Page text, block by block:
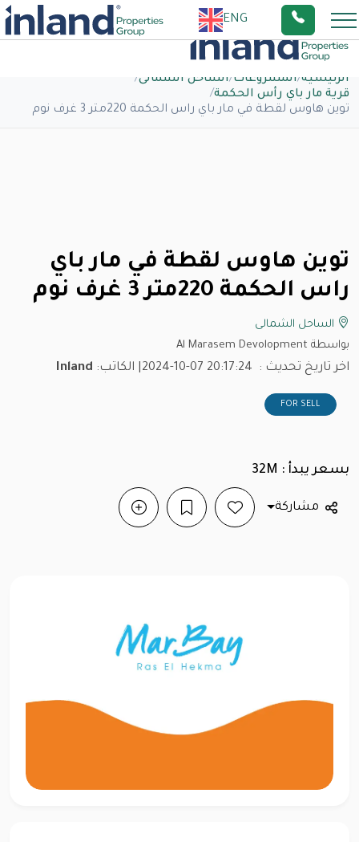
ENG
الرئيسية/المشروعات/الساحل الشمالى/
قرية مار باي رأس الحكمة/
توين هاوس لقطة في مار باي راس الحكمة 220متر 3 غرف نوم
توين هاوس لقطة في مار باي
راس الحكمة 220متر 3 غرف نوم
الساحل الشمالى
بواسطة Al Marasem Devolopment
اخر تاريخ تحديث : 2024-10-07 20:17:24 | الكاتب: Inland
FOR SELL
بسعر يبدأ : 32M
مشاركة